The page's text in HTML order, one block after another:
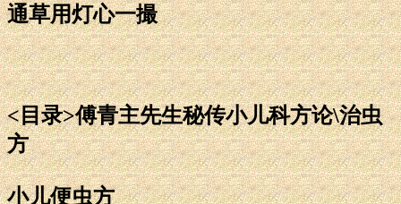
通草用灯心一撮
<目录>傅青主先生秘传小儿科方论\治虫
方
小儿便虫方